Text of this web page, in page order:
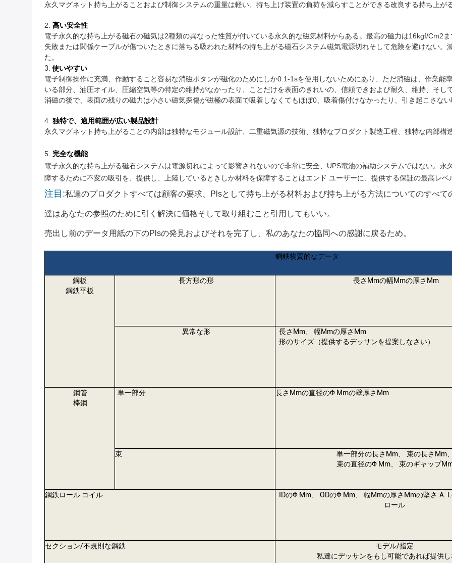
永久マグネット持ち上がることおよび制御システムの重量は軽い、持ち上げ装置の負荷を減らすことができる改良する持ち上が
2. 高い安全性
電子永久的な持ち上がる磁石の磁気は2種類の異なった性質が付いている永久的な磁気材料からある。最高の磁力は16kgf/cm2
失敗または関係ケーブルが傷ついたときに落ちる吸われた材料の持ち上がる磁石システム磁気電源切れそして危険を避けない
た。
3. 使いやすい
電子制御操作に充満、作動すること容易な消磁ボタンが磁化のためにしか0.1-1sを使用しないためにあり、ただ消磁は、作業能
いる部分、油圧オイル、圧縮空気等の特定の維持がなかったり、ことだけを表面のきれいの、信頼できおよび耐久、維持、そし
消磁の後で、表面の残りの磁力は小さい磁気探傷が磁極の表面で吸着しなくてもほぼ0、吸着傷付けなかったり、引き起こさな
4. 独特で、適用範囲が広い製品設計
永久マグネット持ち上がることの内部は独特なモジュール設計、二重磁気源の技術、独特なプロダクト製造工程、独特な内部構
5. 完全な機能
電子永久的な持ち上がる磁石システムは電源切れによって影響されないので非常に安全、UPS電池の補助システムではない。
障するために不変の吸引を、提供し、上陸しているときしか材料を保障することはエンド ユーザーに、提供する保証の最高レ
注目:私達のプロダクトすべては顧客の要求、plsとして持ち上がる材料および持ち上がる方法についてのすべ
達はあなたの参照のために引く解決に価格そして取り組むこと引用してもいい。
売出し前のデータ用紙の下のPlsの発見およびそれを完了し、私のあなたの協同への感謝に戻るため。
鋼鉄物質的なデータ
鋼板
鋼鉄平板
長方形の形 長さmmの幅mmの厚さmm
異常な形
長さmm、 幅mmの厚さmm
形のサイズ（提供するデッサンを提案しなさい）
鋼管
棒鋼
単一部分 長さmmの直径のφ Mmの壁厚さmm
束
単一部分の長さmm、 束の長さmm
束の直径のφ Mm、 束のギャップ
鋼鉄ロール コイル
IDのφ Mm、 ODのφ Mm、 幅mmの厚さmmの堅さ:A.
ロール
セクション/不規則な鋼鉄
モデル/指定
私達にデッサンをもし可能であれば提供